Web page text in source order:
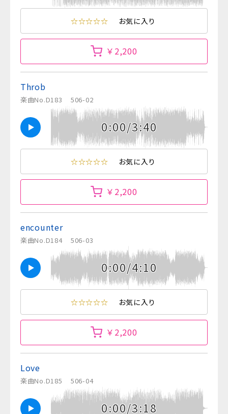
☆☆☆☆☆ お気に入り
￥2,200
Throb
楽曲No.D183 506-02
0:00/3:40
☆☆☆☆☆ お気に入り
￥2,200
encounter
楽曲No.D184 506-03
0:00/4:10
☆☆☆☆☆ お気に入り
￥2,200
Love
楽曲No.D185 506-04
0:00/3:18